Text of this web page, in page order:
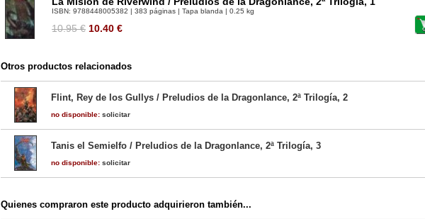
ISBN: 9788448005382 | 383 páginas | Tapa blanda | 0.25 kg
10.95 € 10.40 €
Otros productos relacionados
Flint, Rey de los Gullys / Preludios de la Dragonlance, 2ª Trilogía, 2
no disponible: solicitar
Tanis el Semielfo / Preludios de la Dragonlance, 2ª Trilogía, 3
no disponible: solicitar
Quienes compraron este producto adquirieron también...